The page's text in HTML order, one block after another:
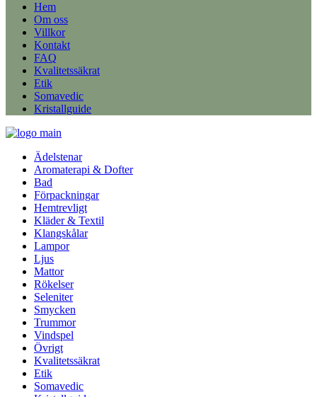
Hem
Om oss
Villkor
Kontakt
FAQ
Kvalitetssäkrat
Etik
Somavedic
Kristallguide
Ädelstenar
Aromaterapi & Dofter
Bad
Förpackningar
Hemtrevligt
Kläder & Textil
Klangskålar
Lampor
Ljus
Mattor
Rökelser
Seleniter
Smycken
Trummor
Vindspel
Övrigt
Kvalitetssäkrat
Etik
Somavedic